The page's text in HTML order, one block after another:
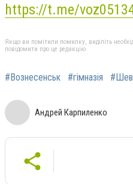
https://t.me/
Якщо ви помітили помилку, виділіть
повідомити про це редакцію
#Вознесенськ #гімназія
Андрей Карпиленко